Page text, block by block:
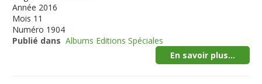
Année 2016
Mois 11
Numéro 1904
Publié dans Albums Editions Spéciales
En savoir plus...